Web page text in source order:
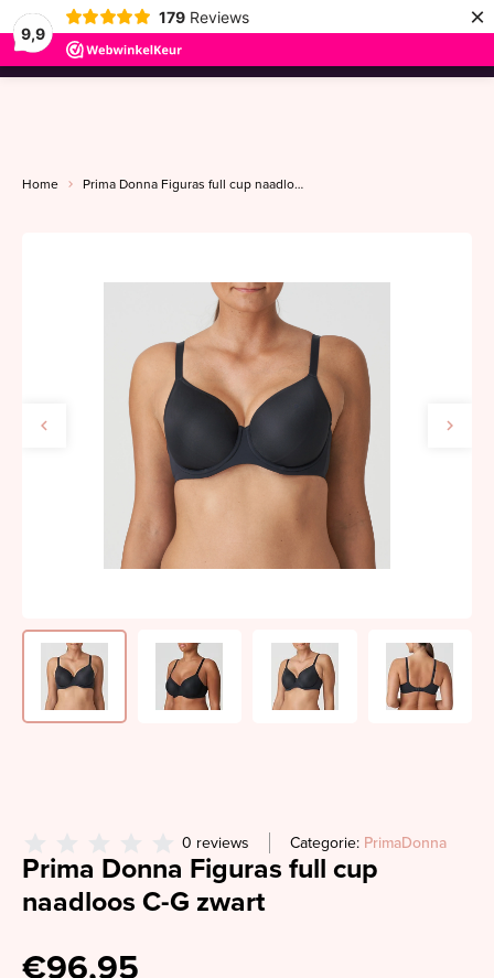
9,9
179 Reviews ×
menu
Home Prima Donna Figuras full cup naadloos C-G zwart
0 reviews Categorie: PrimaDonna
Prima Donna Figuras full cup
naadloos C-G zwart
€96,95